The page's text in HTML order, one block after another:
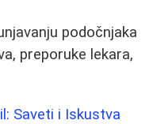
podočnjaka
preporuke lekara,
Saveti i Iskustva